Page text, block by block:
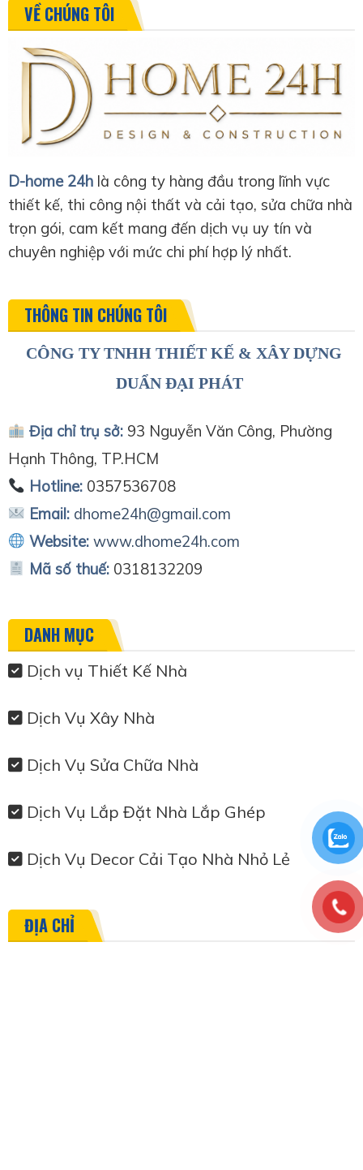
VỀ CHÚNG TÔI
D-home 24h là công ty hàng đầu trong lĩnh vực
thiết kế, thi công nội thất và cải tạo, sửa chữa nhà
trọn gói, cam kết mang đến dịch vụ uy tín và
chuyên nghiệp với mức chi phí hợp lý nhất.
THÔNG TIN CHÚNG TÔI
CÔNG TY TNHH THIẾT KẾ & XÂY DỰNG
DUẨN ĐẠI PHÁT
Địa chỉ trụ sở:93 Nguyễn Văn Công, Phường
Hạnh Thông, TP.HCM
Hotline:0357536708
Email: dhome24h@gmail.com
Website: www.dhome24h.com
Mã số thuế: 0318132209
DANH MỤC
Dịch vụ Thiết Kế Nhà
Dịch Vụ Xây Nhà
Dịch Vụ Sửa Chữa Nhà
Dịch Vụ Lắp Đặt Nhà Lắp Ghép
Dịch Vụ Decor Cải Tạo Nhà Nhỏ Lẻ
ĐỊA CHỈ